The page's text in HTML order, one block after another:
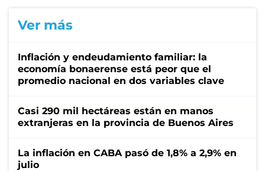
Ver más
Inflación y endeudamiento familiar: la
economía bonaerense está peor que el
promedio nacional en dos variables clave
Casi 290 mil hectáreas están en manos
extranjeras en la provincia de Buenos Aires
La inflación en CABA pasó de 1,8% a 2,9% en
julio